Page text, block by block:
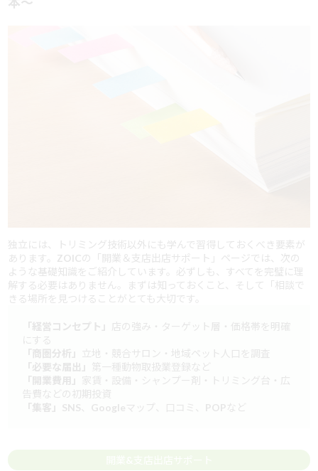
独立には、トリミング技術以外にも学んで習得しておくべき要素が
あります。ZOICの「開業＆支店出店サポート」ページでは、次の
ような基礎知識をご紹介しています。必ずしも、すべてを完璧に理
解する必要はありません。まずは知っておくこと、そして「相談で
きる場所を見つけることがとても大切です。
「経営コンセプト」
店の強み・ターゲット層・価格帯を明確
にする
「商圏分析」
立地・競合サロン・地域ペット人口を調査
「必要な届出」
第一種動物取扱業登録など
「開業費用」 家賃・設備・シャンプー剤・トリミング台・広
告費などの初期投資
「集客」
SNS、Googleマップ、口コミ、POPなど